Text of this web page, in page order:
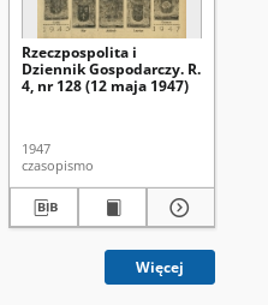
Rzeczpospolita i
Dziennik Gospodarczy. R.
4, nr 128 (12 maja 1947)
1947
czasopismo
Więcej